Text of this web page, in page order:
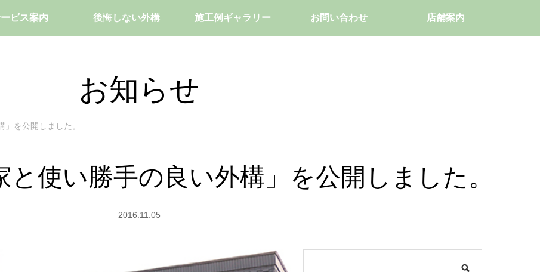
ビス案内 後悔しない外構 施工例ギャラリー お問い合わせ 店舗案内
お知らせ
を公開しました。
使い勝手の良い外構」を公開しました。
2016.11.05